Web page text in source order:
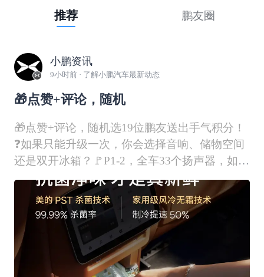
推荐 鹏友圈
小鹏资讯
9小时前 · 了解小鹏汽车最新动态
🎁点赞+评论，随机
🎁点赞+评论，随机选19位鹏友送出手气积分！
❓如果只能升级一次，你会选择音响、储物空间
还是双开冰箱？🚩P1-2，全车33个扬声器，如同
音乐厅搬进车里🚩P3-6，储物空间又大又多，放
啥都行🚩P7-8，双开门冰箱，随手可拿